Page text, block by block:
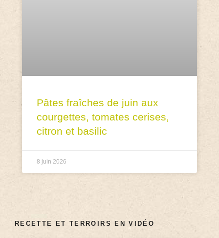
Pâtes fraîches de juin aux
courgettes, tomates cerises,
citron et basilic
8 juin 2026
RECETTE ET TERROIRS EN VIDÉO